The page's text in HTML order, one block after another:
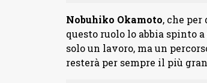
Nobuhiko Okamoto, che
questo ruolo lo abbia spinto
solo un lavoro, ma un
resterà per sempre il più